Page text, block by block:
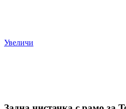
Увеличи